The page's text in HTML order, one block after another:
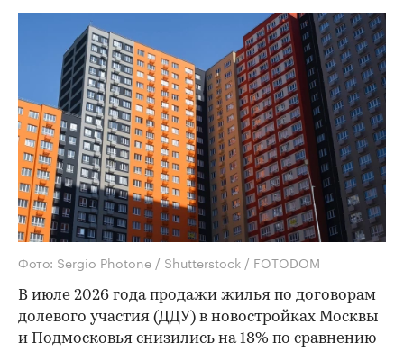
Фото: Sergio Photone / Shutterstock / FOTODOM
В июле 2026 года продажи жилья по договорам
долевого участия (ДДУ) в новостройках Москвы
и Подмосковья снизились на 18% по сравнению